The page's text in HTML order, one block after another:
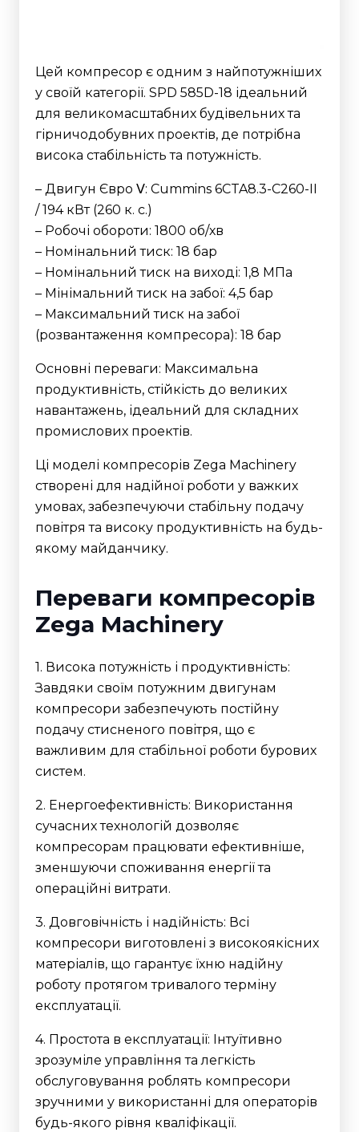
Цей компресор є одним з найпотужніших
у своїй категорії. SPD 585D-18 ідеальний
для великомасштабних будівельних та
гірничодобувних проектів, де потрібна
висока стабільність та потужність.
– Двигун Євро Ⅴ: Cummins 6CTA8.3-C260-II
/ 194 кВт (260 к. с.)
– Робочі обороти: 1800 об/хв
– Номінальний тиск: 18 бар
– Номінальний тиск на виході: 1,8 МПа
– Мінімальний тиск на забої: 4,5 бар
– Максимальний тиск на забої
(розвантаження компресора): 18 бар
Основні переваги: Максимальна
продуктивність, стійкість до великих
навантажень, ідеальний для складних
промислових проектів.
Ці моделі компресорів Zega Machinery
створені для надійної роботи у важких
умовах, забезпечуючи стабільну подачу
повітря та високу продуктивність на будь-
якому майданчику.
Переваги компресорів
Zega Machinery
1. Висока потужність і продуктивність:
Завдяки своїм потужним двигунам
компресори забезпечують постійну
подачу стисненого повітря, що є
важливим для стабільної роботи бурових
систем.
2. Енергоефективність: Використання
сучасних технологій дозволяє
компресорам працювати ефективніше,
зменшуючи споживання енергії та
операційні витрати.
3. Довговічність і надійність: Всі
компресори виготовлені з високоякісних
матеріалів, що гарантує їхню надійну
роботу протягом тривалого терміну
експлуатації.
4. Простота в експлуатації: Інтуїтивно
зрозуміле управління та легкість
обслуговування роблять компресори
зручними у використанні для операторів
будь-якого рівня кваліфікації.